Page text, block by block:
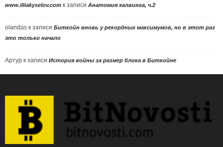
www.illiakyselov.com к записи Анатомия халвинга, ч.2
olandas к записи Биткойн вновь у рекордных максимумов, но в этот раз
это только начало
Артур к записи История войны за размер блока в Биткойне